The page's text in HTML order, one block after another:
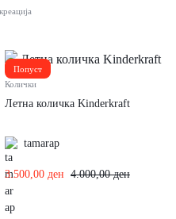
Попуст
Колички
Летна количка Kinderkraft
tamarap
4.000,00ден
3.500,00 ден